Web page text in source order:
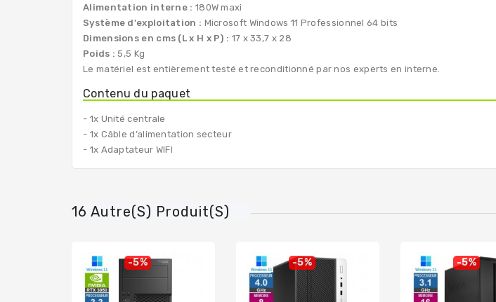
Alimentation interne : 180W maxi
Système d'exploitation : Microsoft Windows 11 Professionnel 64 bits
Dimensions en cms (L x H x P) : 17 x 33,7 x 28
Poids :5,5 Kg
Le matériel est entièrement testé et reconditionné par nos experts en interne.
Contenu du paquet
- 1x Unité centrale
- 1x Câble d’alimentation secteur
- 1x Adaptateur WIFI
16 Autre(s) Produit(s)
-5% -5% -5%